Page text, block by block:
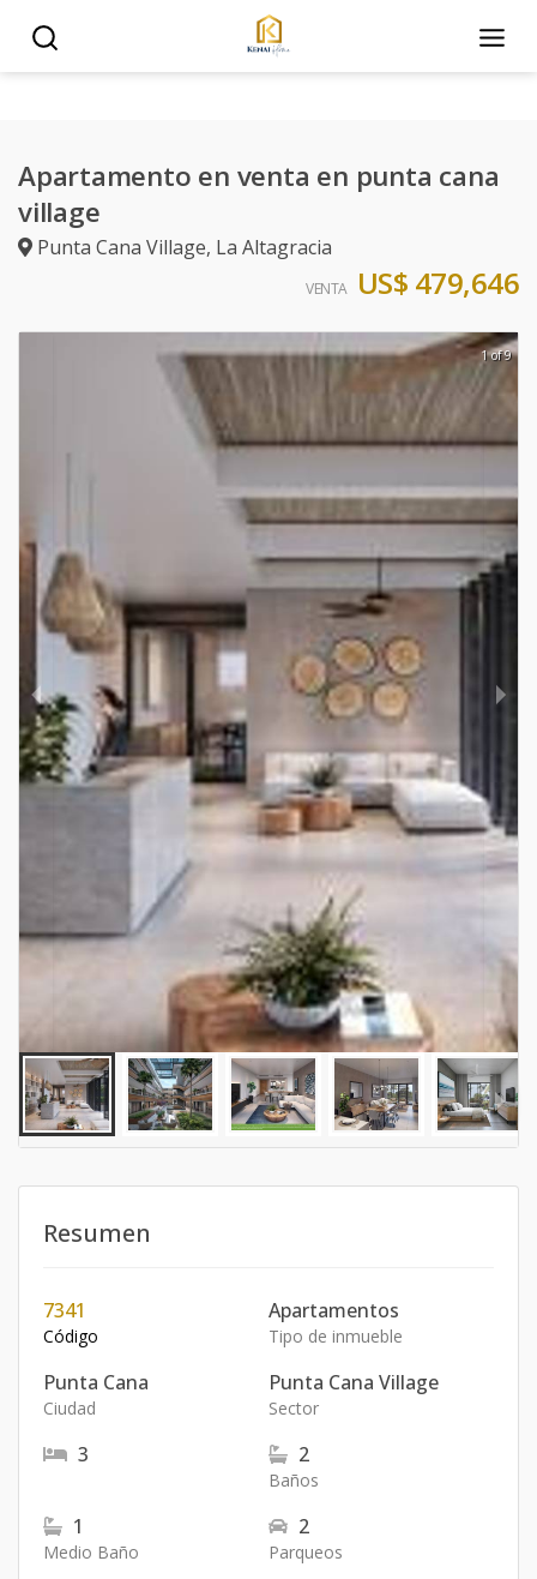
Apartamento en venta en punta cana
village
Punta Cana Village, La Altagracia
VENTA US$ 479,646
1 of 9
Resumen
7341
Código
Apartamentos
Tipo de inmueble
Punta Cana
Ciudad
Punta Cana Village
Sector
3 2
Baños
1
Medio Baño
2
Parqueos